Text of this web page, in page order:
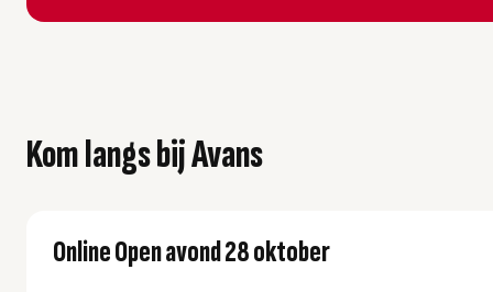
Kom langs bij Avans
Online Open avond 28 oktober